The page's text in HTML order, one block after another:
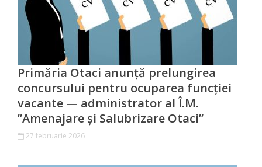
№2*Родничок*
г.Отачь
Biserica
Primăria
Primar
Primăria Otaci anunță prelungirea
concursului pentru ocuparea funcției
vacante — administrator al Î.M.
”Amenajare și Salubrizare Otaci”
27 februarie 2026